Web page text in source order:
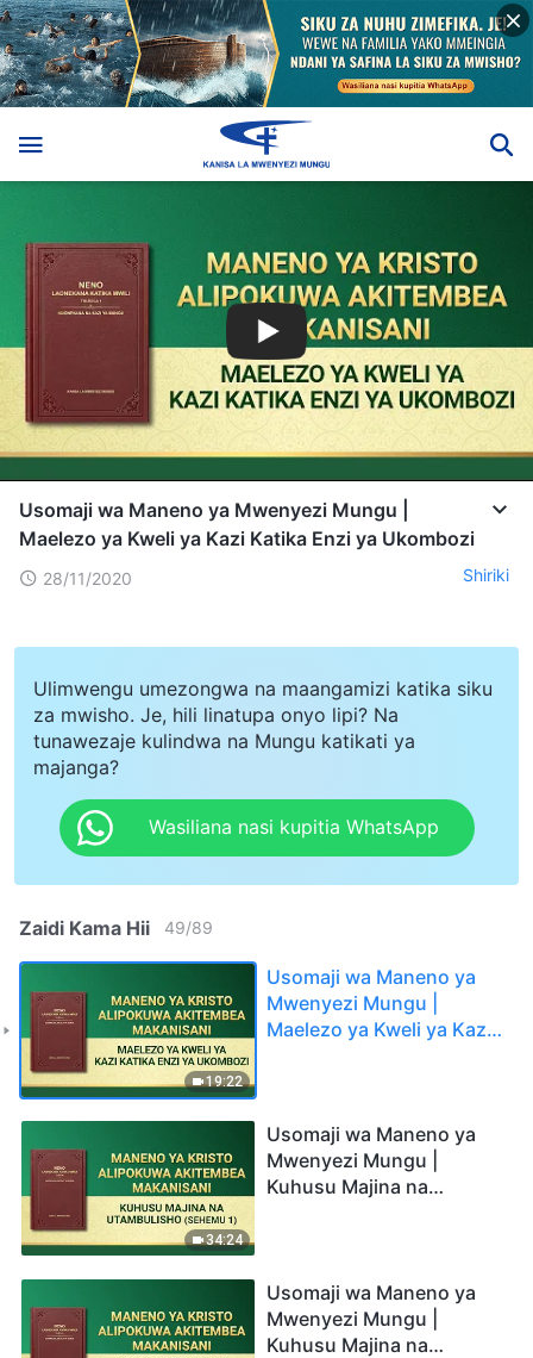
Usomaji wa Maneno ya Mwenyezi Mungu |
Maelezo ya Kweli ya Kazi Katika Enzi ya Ukombozi
28/11/2020 Shiriki
Ulimwengu umezongwa na maangamizi katika siku
za mwisho. Je, hili linatupa onyo lipi? Na
tunawezaje kulindwa na Mungu katikati ya
majanga?
Wasiliana nasi kupitia WhatsApp
Zaidi Kama Hii 49/89
19:22
Usomaji wa Maneno ya
Mwenyezi Mungu |
Maelezo ya Kweli ya Kazi
34:24
Usomaji wa Maneno ya
Mwenyezi Mungu |
Kuhusu Majina na
Usomaji wa Maneno ya
Mwenyezi Mungu |
Kuhusu Majina na